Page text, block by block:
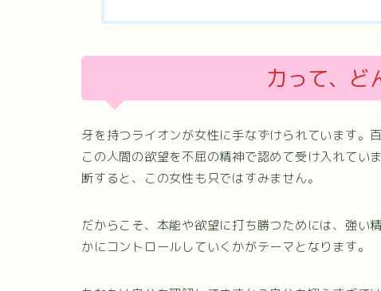
力って、ど
牙を持つライオンが女性に手なずけられています。
この人間の欲望を不屈の精神で認めて受け入れてい
断すると、この女性も只ではすみません。
だからこそ、本能や欲望に打ち勝つためには、強い
かにコントロールしていくかがテーマとなります。